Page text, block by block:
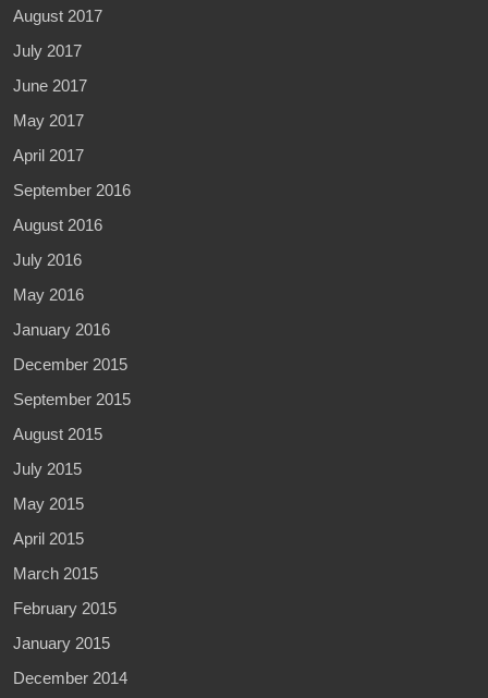
August 2017
July 2017
June 2017
May 2017
April 2017
September 2016
August 2016
July 2016
May 2016
January 2016
December 2015
September 2015
August 2015
July 2015
May 2015
April 2015
March 2015
February 2015
January 2015
December 2014